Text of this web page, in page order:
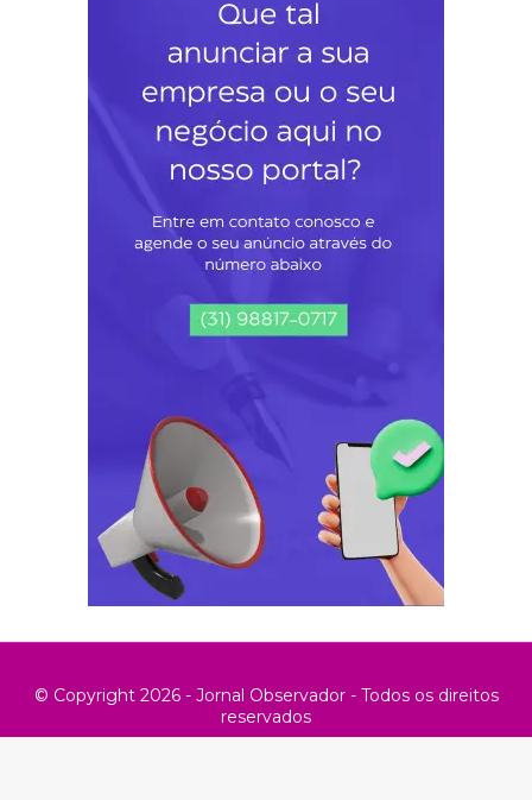
© Copyright 2026 - Jornal Observador - Todos os direitos
reservados